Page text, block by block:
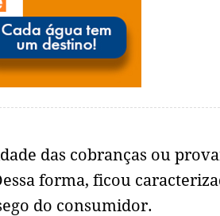
das cobranças ou
forma, ficou
do consumidor.